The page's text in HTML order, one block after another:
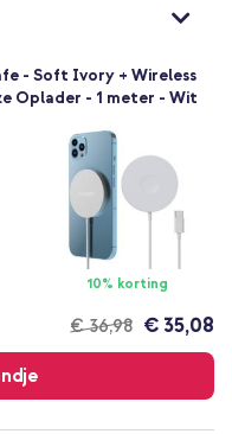
- Soft Ivory + Wireless
Oplader - 1 meter - Wit
10% korting
€ 36,98 € 35,08